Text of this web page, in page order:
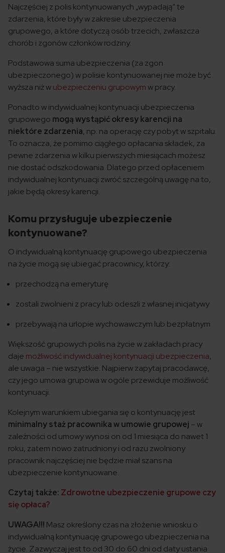
Najczęściej z polis kontynuowanych „wypadają” te
zdarzenia, które były w zakresie ubezpieczenia
grupowego, a które dotyczą osób trzecich, zwłaszcza
chorób i zgonów członków rodziny.
Podstawowa suma ubezpieczenia (za zgon
ubezpieczonego) w polisie kontynuowanej nie może być
wyższa niż wubezpieczeniu grupowymw pracy.
Ponadto w indywidualnej kontynuacji ubezpieczenia
grupowego mogą wystąpić okresy karencji na
niektóre zdarzenia, np. na operację czy pobyt w szpitalu.
To oznacza, że pomimo ciągłego opłacania składek, za
pewne zdarzenia w kilku pierwszych miesiącach możesz
nie dostać odszkodowania. Dlatego przed opłaceniem
indywidualnej kontynuacji zwróć szczególną uwagę na to,
jakie będą okresy karencji.
Komu przysługuje ubezpieczenie
kontynuowane?
O indywidualną kontynuację grupowego ubezpieczenia
na życie mogą się ubiegać pracownicy, którzy:
przechodzą na emeryturę
zostali zwolnieni z pracy lub odeszli z własnej inicjatywy
przebywają na urlopie wychowawczym lub bezpłatnym
Większość grupowych polis na życie w zakładach pracy
daje możliwość indywidualnej kontynuacji ubezpieczenia,
ale uwaga – nie wszystkie. Najpierw zapytaj pracodawcę,
czy jego umowa grupowa w ogóle przewiduje możliwość
kontynuacji.
Kolejnym warunkiem ubiegania się o kontynuację jest
minimalny staż pracownika w umowie grupowej – w
zależności od umowy wynosi on od 1 miesiąca do nawet 1
roku, zatem nowo zatrudniony i od razu zwolniony
pracownik najczęściej nie będzie miał szans na
ubezpieczenie kontynuowane.
Czytaj także: Zdrowotne ubezpieczenie grupowe czy
się opłaca?
UWAGA!!! Masz określony czas na złożenie wniosku o
indywidualną kontynuację grupowego ubezpieczenia na
życie. Zazwyczaj jest to od 30 do 60 dni od daty ustania